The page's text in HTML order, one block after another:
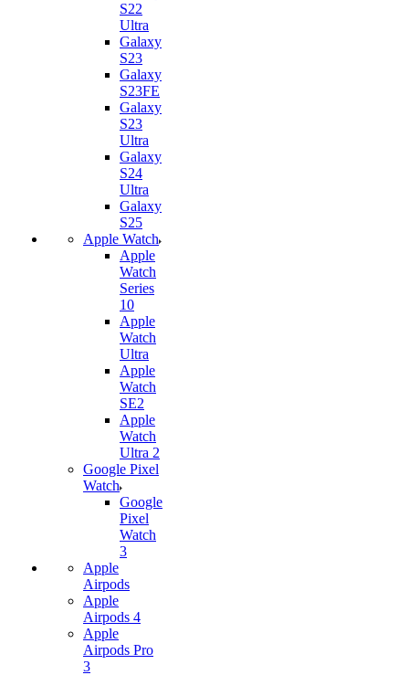
S22
Ultra
Galaxy
S23
Galaxy
S23FE
Galaxy
S23
Ultra
Galaxy
S24
Ultra
Galaxy
S25
Apple Watch
Apple
Watch
Series
10
Apple
Watch
Ultra
Apple
Watch
SE2
Apple
Watch
Ultra 2
Google Pixel
Watch
Google
Pixel
Watch
3
Apple
Airpods
Apple
Airpods 4
Apple
Airpods Pro
3